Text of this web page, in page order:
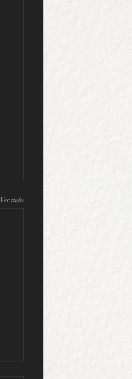
Ver tudo